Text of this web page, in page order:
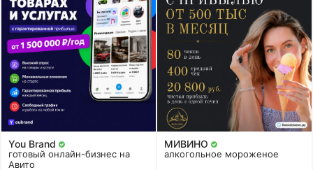
You Brand
готовый онлайн-бизнес на
Авито
МИВИНО
алкогольное мороженое